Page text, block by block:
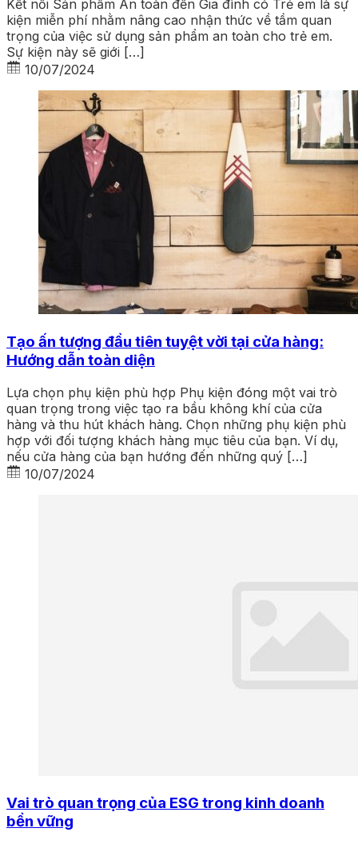
Kết nối Sản phẩm An toàn đến Gia đình có Trẻ em là sự
kiện miễn phí nhằm nâng cao nhận thức về tầm quan
trọng của việc sử dụng sản phẩm an toàn cho trẻ em.
Sự kiện này sẽ giới […]
10/07/2024
Tạo ấn tượng đầu tiên tuyệt vời tại cửa hàng:
Hướng dẫn toàn diện
Lựa chọn phụ kiện phù hợp Phụ kiện đóng một vai trò
quan trọng trong việc tạo ra bầu không khí của cửa
hàng và thu hút khách hàng. Chọn những phụ kiện phù
hợp với đối tượng khách hàng mục tiêu của bạn. Ví dụ,
nếu cửa hàng của bạn hướng đến những quý […]
10/07/2024
Vai trò quan trọng của ESG trong kinh doanh
bền vững